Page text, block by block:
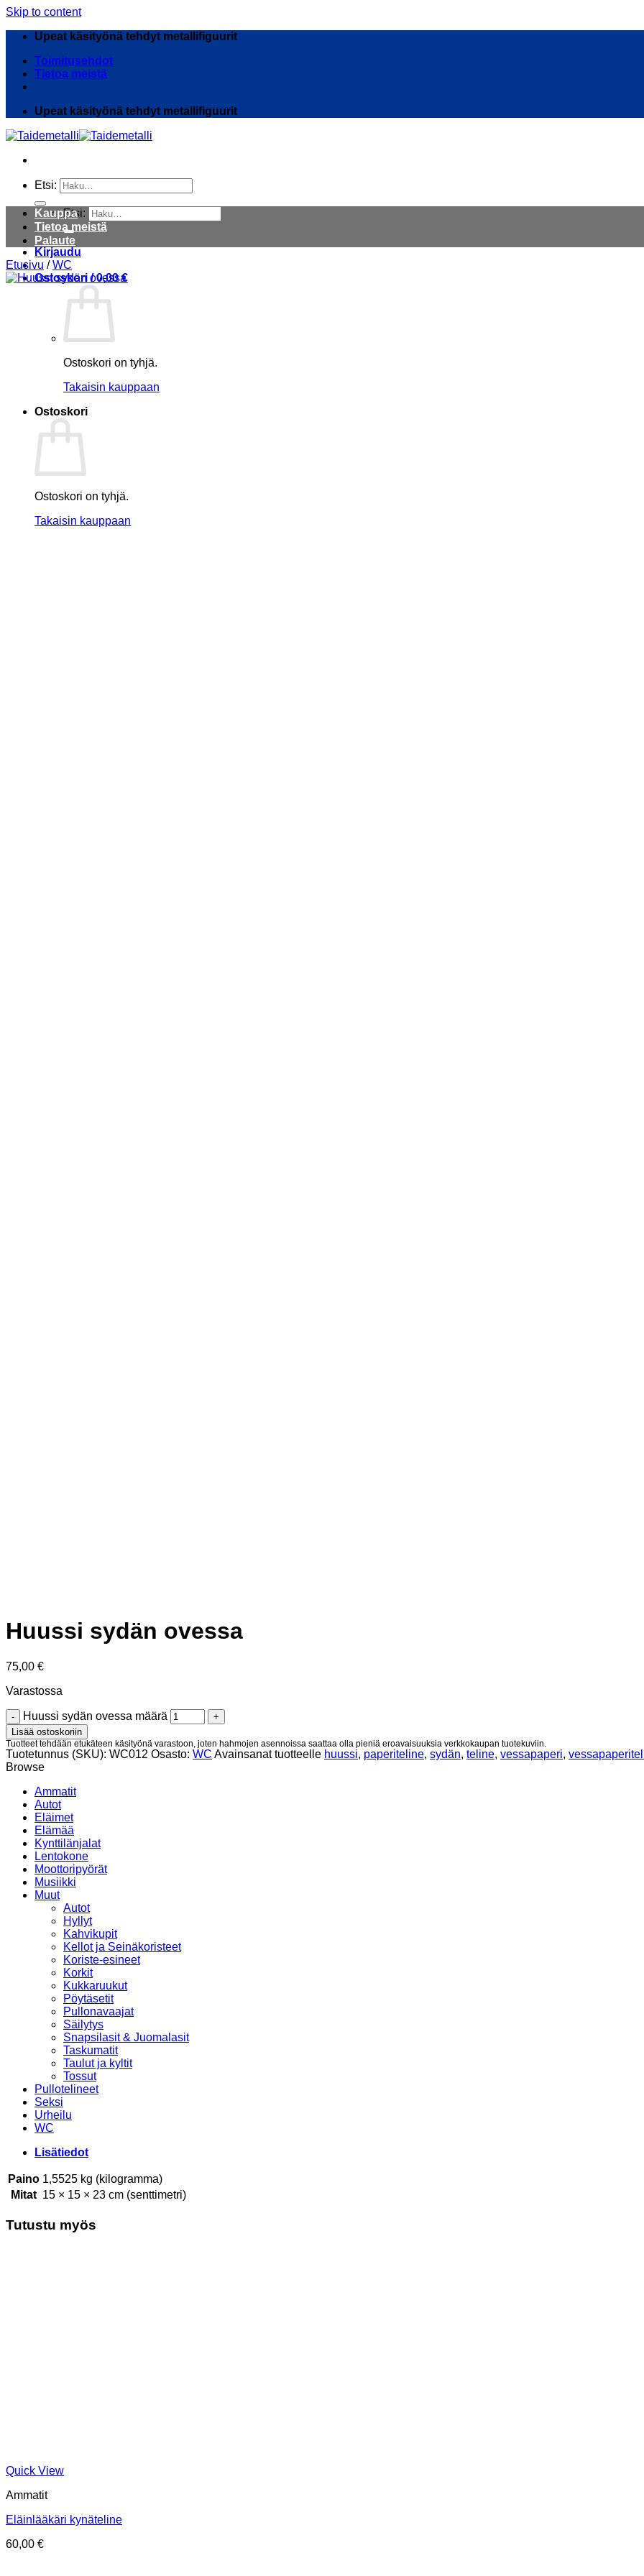
Skip to content
Upeat käsityönä tehdyt metallifiguurit
Toimitusehdot
Tietoa meistä
Upeat käsityönä tehdyt metallifiguurit
Etsi:
Etsi:
Kirjaudu
Ostoskori /0,00€
Ostoskori on tyhjä.
Takaisin kauppaan
Ostoskori
Ostoskori on tyhjä.
Takaisin kauppaan
Kauppa
Tietoa meistä
Palaute
Etusivu / WC
Huussi sydän ovessa
75,00 €
Varastossa
Huussi sydän ovessa määrä
Lisää ostoskoriin
Tuotteet tehdään etukäteen käsityönä varastoon, joten hahmojen asennoissa saattaa olla pieniä eroavaisuuksia verkkokaupan tuotekuviin.
Tuotetunnus (SKU): WC012 Osasto: WC Avainsanat tuotteelle huussi, paperiteline, sydän, teline, vessapaperi,
Browse
Ammatit
Autot
Eläimet
Elämää
Kynttilänjalat
Lentokone
Moottoripyörät
Musiikki
Muut
Autot
Hyllyt
Kahvikupit
Kellot ja Seinäkoristeet
Koriste-esineet
Korkit
Kukkaruukut
Pöytäsetit
Pullonavaajat
Säilytys
Snapsilasit & Juomalasit
Taskumatit
Taulut ja kyltit
Tossut
Pullotelineet
Seksi
Urheilu
WC
Lisätiedot
Paino 1,5525 kg (kilogramma)
Mitat 15 × 15 × 23 cm (senttimetri)
Tutustu myös
Quick View
Ammatit
Eläinlääkäri kynäteline
60,00 €